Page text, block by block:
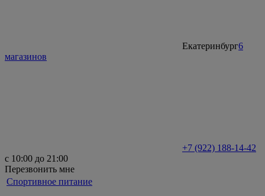
Екатеринбург6
магазинов
+7 (922) 188-14-42
с 10:00 до 21:00
Перезвонить мне
Спортивное питание